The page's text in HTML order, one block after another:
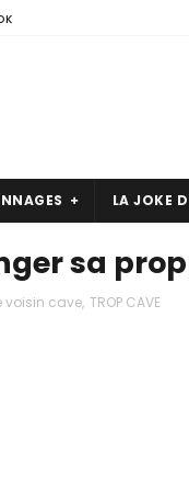
LA JOKE
sa
voisin cave, TROP CAVE